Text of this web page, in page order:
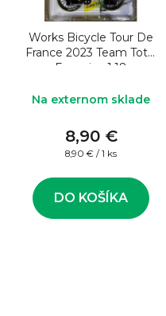
Works Bicycle Tour De
France 2023 Team Total
Energies 1:18
Na externom sklade
8,90 €
Jednotková
8,90 € / 1 ks
DO KOŠÍKA